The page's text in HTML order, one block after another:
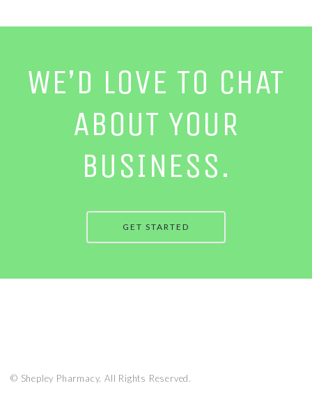
WE’D LOVE TO CHAT
ABOUT YOUR
BUSINESS.
GET STARTED
© Shepley Pharmacy. All Rights Reserved.